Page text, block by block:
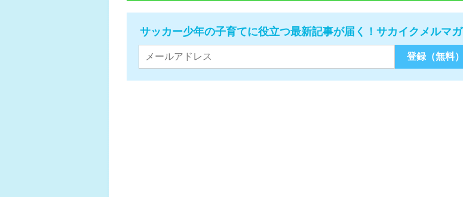
サッカー少年の子育てに役立つ最新記事が届く！サカイクメルマガ